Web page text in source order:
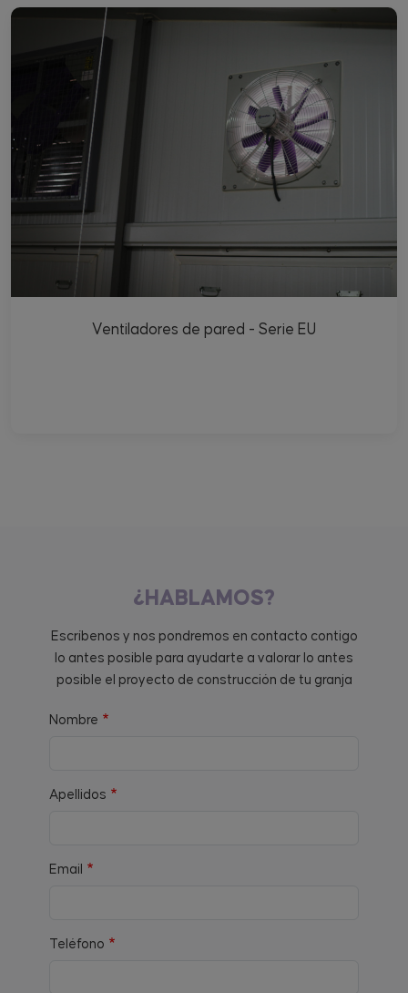
Ventiladores de pared - Serie EU
¿HABLAMOS?
Escríbenos y nos pondremos en contacto contigo
lo antes posible para ayudarte a valorar lo antes
posible el proyecto de construcción de tu granja
Nombre
Apellidos
Email
Teléfono